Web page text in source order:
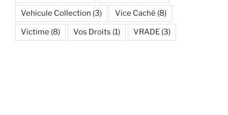
Vehicule Collection (3) Vice Caché (8)
Victime (8) Vos Droits (1) VRADE (3)